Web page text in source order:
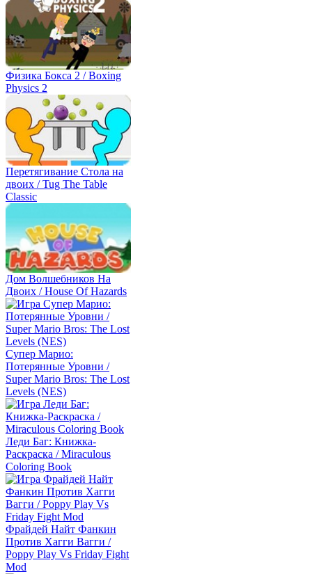
Физика Бокса 2 / Boxing
Physics 2
Перетягивание Стола на
двоих / Tug The Table
Classic
Дом Волшебников На
Двоих / House Of Hazards
Супер Марио:
Потерянные Уровни /
Super Mario Bros: The Lost
Levels (NES)
Леди Баг: Книжка-
Раскраска / Miraculous
Coloring Book
Фрайдей Найт Фанкин
Против Хагги Вагги /
Poppy Play Vs Friday Fight
Mod